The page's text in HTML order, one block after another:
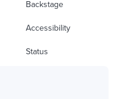
Backstage
Accessibility
Status